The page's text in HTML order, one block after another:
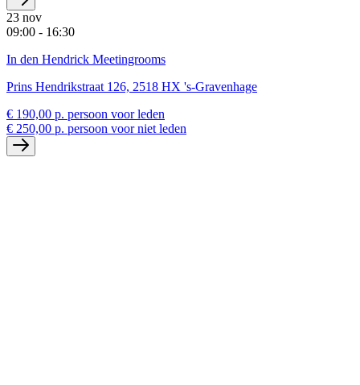
23 nov
09:00 - 16:30
In den Hendrick Meetingrooms
Prins Hendrikstraat 126, 2518 HX 's-Gravenhage
€ 190,00 p. persoon voor leden
€ 250,00 p. persoon voor niet leden